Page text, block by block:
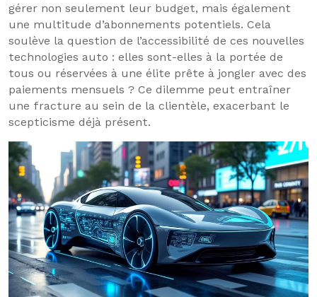
gérer non seulement leur budget, mais également
une multitude d’abonnements potentiels. Cela
soulève la question de l’accessibilité de ces nouvelles
technologies auto : elles sont-elles à la portée de
tous ou réservées à une élite prête à jongler avec des
paiements mensuels ? Ce dilemme peut entraîner
une fracture au sein de la clientèle, exacerbant le
scepticisme déjà présent.